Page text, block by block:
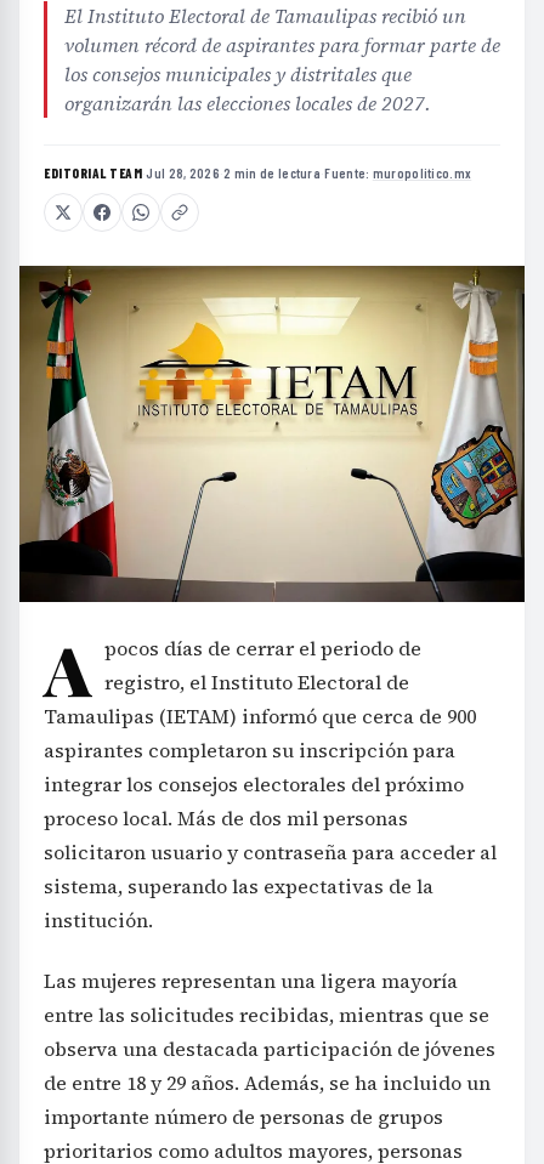
El Instituto Electoral de Tamaulipas recibió un
volumen récord de aspirantes para formar parte de
los consejos municipales y distritales que
organizarán las elecciones locales de 2027.
EDITORIAL TEAM·Jul 28, 2026·2 min de lectura·Fuente: muropolitico.mx
A pocos días de cerrar el periodo de
registro, el Instituto Electoral de
Tamaulipas (IETAM) informó que cerca de 900
aspirantes completaron su inscripción para
integrar los consejos electorales del próximo
proceso local. Más de dos mil personas
solicitaron usuario y contraseña para acceder al
sistema, superando las expectativas de la
institución.
Las mujeres representan una ligera mayoría
entre las solicitudes recibidas, mientras que se
observa una destacada participación de jóvenes
de entre 18 y 29 años. Además, se ha incluido un
importante número de personas de grupos
prioritarios como adultos mayores, personas